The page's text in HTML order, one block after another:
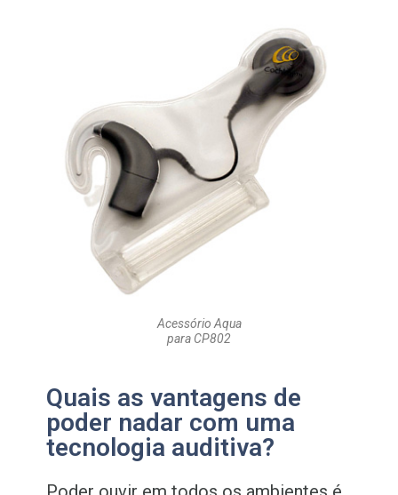
Acessório Aqua
para CP802
Quais as vantagens de
poder nadar com uma
tecnologia auditiva?